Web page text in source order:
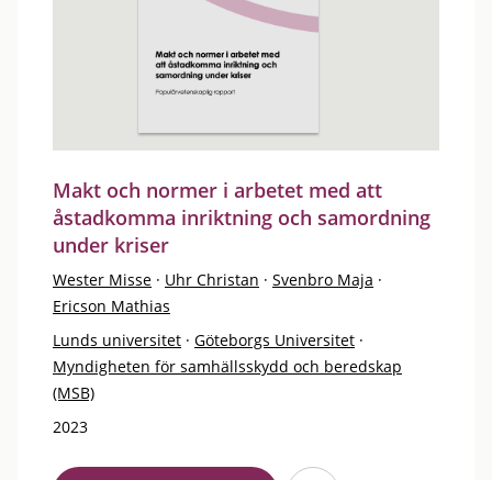
Makt och normer i arbetet med att
åstadkomma inriktning och samordning
under kriser
Wester Misse · Uhr Christan · Svenbro Maja ·
Ericson Mathias
Lunds universitet · Göteborgs Universitet ·
Myndigheten för samhällsskydd och beredskap
(MSB)
2023